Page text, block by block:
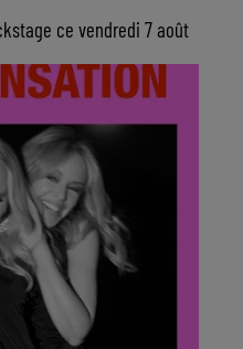
ce vendredi 7 août